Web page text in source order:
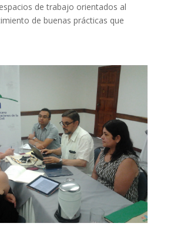
de trabajo orientados al
de buenas prácticas que